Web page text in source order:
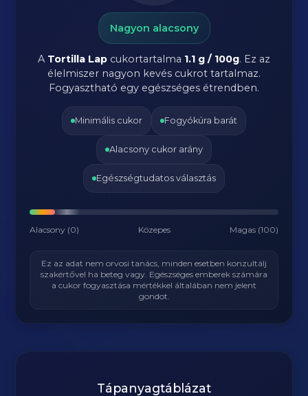
Nagyon alacsony
A Tortilla Lap cukortartalma 1.1 g / 100g. Ez az
élelmiszer nagyon kevés cukrot tartalmaz.
Fogyasztható egy egészséges étrendben.
Minimális cukor Fogyókúra barát
Alacsony cukor arány
Egészségtudatos választás
Alacsony (0) Közepes Magas (100)
Ez az adat nem orvosi tanács, minden esetben konzultálj
szakértővel ha beteg vagy. Egészséges emberek számára
a cukor fogyasztása mértékkel általában nem jelent
gondot.
Tápanyagtáblázat